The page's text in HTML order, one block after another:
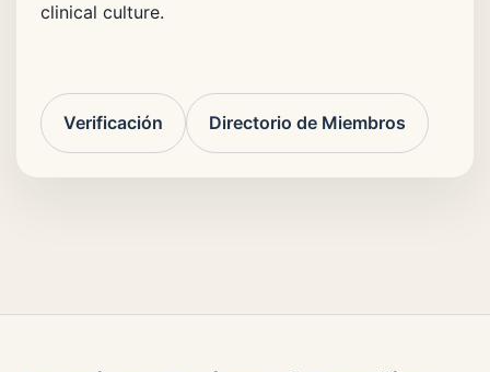
clinical culture.
Verificación Directorio de Miembros